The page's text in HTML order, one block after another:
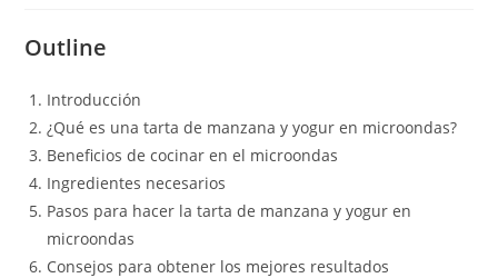
Outline
Introducción
¿Qué es una tarta de manzana y yogur en microondas?
Beneficios de cocinar en el microondas
Ingredientes necesarios
Pasos para hacer la tarta de manzana y yogur en
microondas
Consejos para obtener los mejores resultados